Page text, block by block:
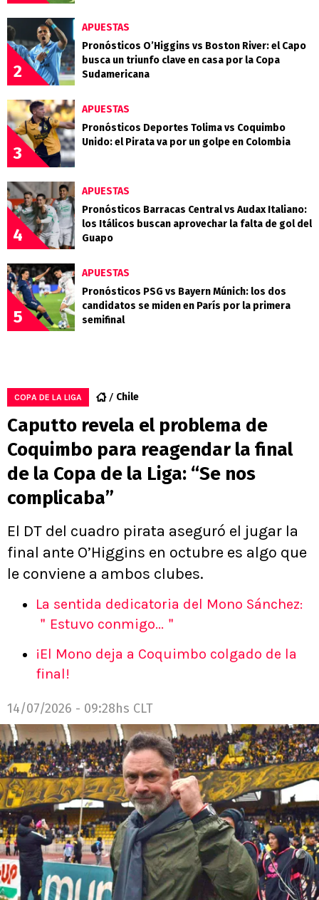
2
APUESTAS
Pronósticos O’Higgins vs Boston River: el Capo
busca un triunfo clave en casa por la Copa
Sudamericana
3
APUESTAS
Pronósticos Deportes Tolima vs Coquimbo
Unido: el Pirata va por un golpe en Colombia
4
APUESTAS
Pronósticos Barracas Central vs Audax Italiano:
los Itálicos buscan aprovechar la falta de gol del
Guapo
5
APUESTAS
Pronósticos PSG vs Bayern Múnich: los dos
candidatos se miden en París por la primera
semifinal
COPA DE LA LIGA Chile
Caputto revela el problema de
Coquimbo para reagendar la final
de la Copa de la Liga: “Se nos
complicaba”
El DT del cuadro pirata aseguró el jugar la
final ante O’Higgins en octubre es algo que
le conviene a ambos clubes.
La sentida dedicatoria del Mono Sánchez:
＂Estuvo conmigo...＂
¡El Mono deja a Coquimbo colgado de la
final!
14/07/2026 - 09:28hs CLT